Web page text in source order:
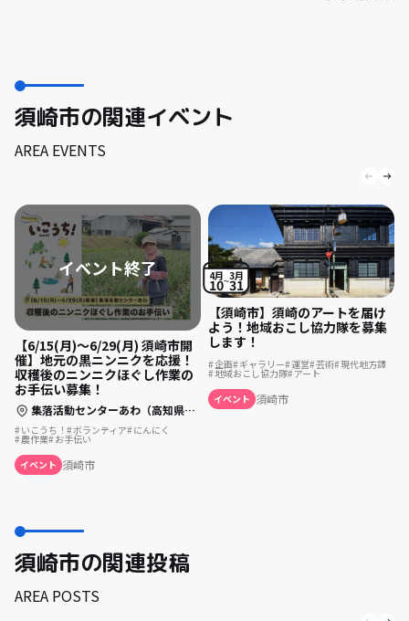
須崎市の関連イベント
AREA EVENTS
【6/15(月)〜6/29(月) 須崎市開
催】地元の黒ニンニクを応援！
収穫後のニンニクほぐし作業の
お手伝い募集！
集落活動センターあわ（高知県須崎市安和248-3）
いこうち！ ボランティア にんにく
農作業 お手伝い
イベント 須崎市
4月
10
3月
31
【須崎市】須崎のアートを届け
よう！地域おこし協力隊を募集
します！
企画 ギャラリー 運営 芸術 現代地方譚
地域おこし協力隊 アート
イベント 須崎市
須崎市の関連投稿
AREA POSTS